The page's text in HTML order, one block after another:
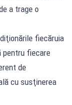
a trage o
fiecăruia
pentru fiecare
de
cu susţinerea